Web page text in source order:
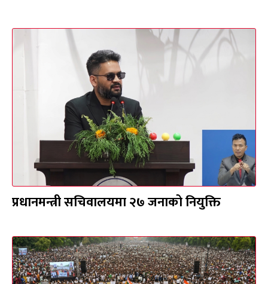
प्रधानमन्त्री सचिवालयमा २७ जनाको नियुक्ति